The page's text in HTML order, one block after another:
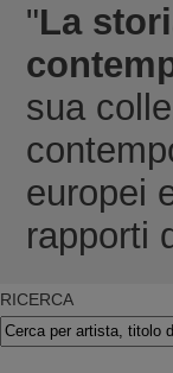
"La
sua
europei
rapporti
RICERCA